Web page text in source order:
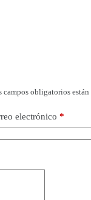
campos obligatorios están
electrónico *